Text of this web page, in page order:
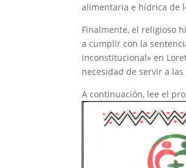
alimentaria e hídrica de
Finalmente, el religioso
a cumplir con la
inconstitucional» en
necesidad de servir a
A continuación, lee el